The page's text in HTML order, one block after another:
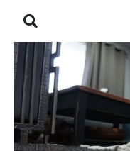
NASLOVNA
VESTI
ZADRUGA